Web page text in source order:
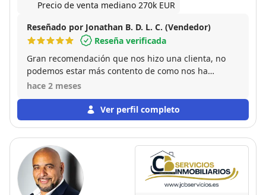
Precio de venta mediano 270k EUR
Reseñado por Jonathan B. D. L. C. (Vendedor)
Reseña verificada
Gran recomendación que nos hizo una clienta, no
podemos estar más contento de como nos ha
acompañado en todo el proceso burocrático,
profesionalidad que tiene y aparte una gran
persona. Sin duda le volvería a elegir si cambio de
hace 2 meses
Ver perfil completo